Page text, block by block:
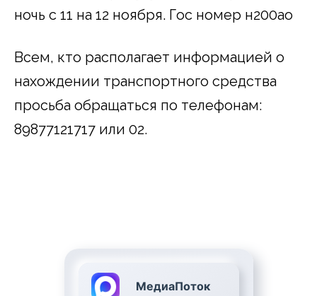
ночь с 11 на 12 ноября. Гос номер н200ао
Всем, кто располагает информацией о
нахождении транспортного средства
просьба обращаться по телефонам:
89877121717 или 02.
МедиаПоток